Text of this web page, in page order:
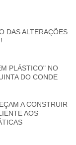
DAS ALTERAÇÕES
PLÁSTICO" NO
DO CONDE
A CONSTRUIR
AOS